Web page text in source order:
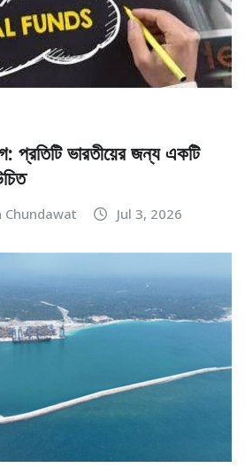
প্রতিটি ভারতীয়ের জন্য একটি
Chundawat Jul 3, 2026